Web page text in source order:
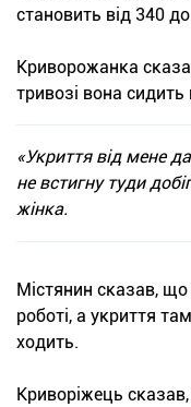
становить від 340
Криворожанка
тривозі вона
«Укриття від мене
не встигну туди
жінка.
Містянин сказав, що
роботі, а укриття
ходить.
Криворіжець